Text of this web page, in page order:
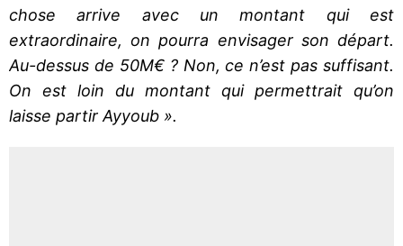
chose arrive avec un montant qui est
extraordinaire, on pourra envisager son départ.
Au-dessus de 50M€ ? Non, ce n’est pas suffisant.
On est loin du montant qui permettrait qu’on
laisse partir Ayyoub ».